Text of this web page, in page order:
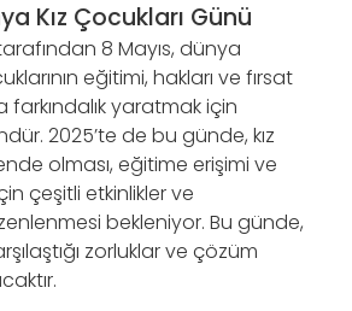
Kız Çocukları Günü
8 Mayıs, dünya
eğitimi, hakları ve fırsat
yaratmak için
2025’te de bu günde, kız
olması, eğitime erişimi ve
çeşitli etkinlikler ve
bekleniyor. Bu günde,
zorluklar ve çözüm